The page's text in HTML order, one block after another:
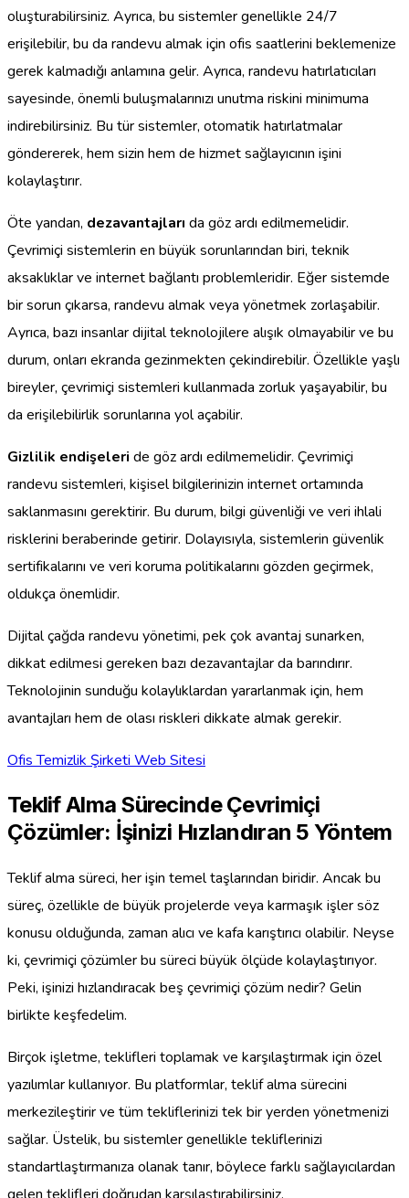
oluşturabilirsiniz. Ayrıca, bu sistemler genellikle 24/7
erişilebilir, bu da randevu almak için ofis saatlerini beklemenize
gerek kalmadığı anlamına gelir. Ayrıca, randevu hatırlatıcıları
sayesinde, önemli buluşmalarınızı unutma riskini minimuma
indirebilirsiniz. Bu tür sistemler, otomatik hatırlatmalar
göndererek, hem sizin hem de hizmet sağlayıcının işini
kolaylaştırır.
Öte yandan, dezavantajları da göz ardı edilmemelidir.
Çevrimiçi sistemlerin en büyük sorunlarından biri, teknik
aksaklıklar ve internet bağlantı problemleridir. Eğer sistemde
bir sorun çıkarsa, randevu almak veya yönetmek zorlaşabilir.
Ayrıca, bazı insanlar dijital teknolojilere alışık olmayabilir ve bu
durum, onları ekranda gezinmekten çekindirebilir. Özellikle yaşlı
bireyler, çevrimiçi sistemleri kullanmada zorluk yaşayabilir, bu
da erişilebilirlik sorunlarına yol açabilir.
Gizlilik endişeleri de göz ardı edilmemelidir. Çevrimiçi
randevu sistemleri, kişisel bilgilerinizin internet ortamında
saklanmasını gerektirir. Bu durum, bilgi güvenliği ve veri ihlali
risklerini beraberinde getirir. Dolayısıyla, sistemlerin güvenlik
sertifikalarını ve veri koruma politikalarını gözden geçirmek,
oldukça önemlidir.
Dijital çağda randevu yönetimi, pek çok avantaj sunarken,
dikkat edilmesi gereken bazı dezavantajlar da barındırır.
Teknolojinin sunduğu kolaylıklardan yararlanmak için, hem
avantajları hem de olası riskleri dikkate almak gerekir.
Ofis Temizlik Şirketi Web Sitesi
Teklif Alma Sürecinde Çevrimiçi
Çözümler: İşinizi Hızlandıran 5 Yöntem
Teklif alma süreci, her işin temel taşlarından biridir. Ancak bu
süreç, özellikle de büyük projelerde veya karmaşık işler söz
konusu olduğunda, zaman alıcı ve kafa karıştırıcı olabilir. Neyse
ki, çevrimiçi çözümler bu süreci büyük ölçüde kolaylaştırıyor.
Peki, işinizi hızlandıracak beş çevrimiçi çözüm nedir? Gelin
birlikte keşfedelim.
Birçok işletme, teklifleri toplamak ve karşılaştırmak için özel
yazılımlar kullanıyor. Bu platformlar, teklif alma sürecini
merkezileştirir ve tüm tekliflerinizi tek bir yerden yönetmenizi
sağlar. Üstelik, bu sistemler genellikle tekliflerinizi
standartlaştırmanıza olanak tanır, böylece farklı sağlayıcılardan